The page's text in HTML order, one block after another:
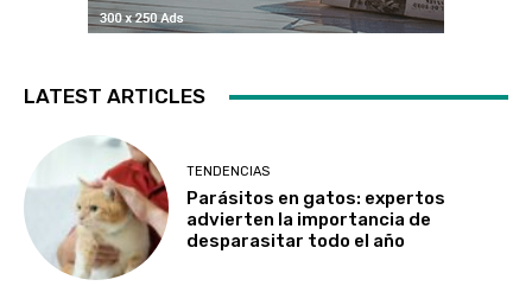
LATEST ARTICLES
TENDENCIAS
Parásitos en gatos: expertos
advierten la importancia de
desparasitar todo el año